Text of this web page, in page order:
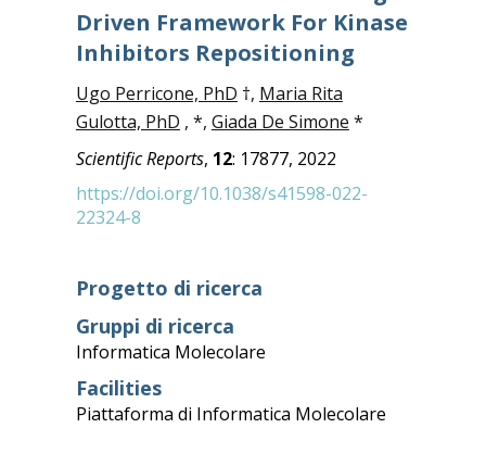
Driven Framework For Kinase
Inhibitors Repositioning
Ugo Perricone, PhD †, Maria Rita
Gulotta, PhD , *, Giada De Simone *
Scientific Reports, 12: 17877, 2022
https://doi.org/10.1038/s41598-022-
22324-8
Progetto di ricerca
Gruppi di ricerca
Informatica Molecolare
Facilities
Piattaforma di Informatica Molecolare